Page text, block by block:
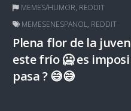
MEMES/HUMOR, REDDIT
MEMESENESPANOL, REDDIT
Plena flor de la
este frío 🥶 es
pasa ? 😅😅